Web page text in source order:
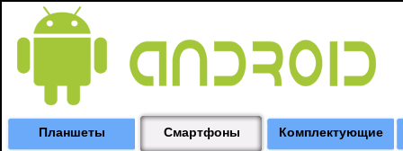
Планшеты Смартфоны Комплектующие